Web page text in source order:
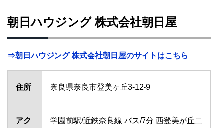
朝日ハウジング 株式会社朝日屋
⇒朝日ハウジング 株式会社朝日屋のサイトはこちら
住所 奈良県奈良市登美ヶ丘3-12-9
アク 学園前駅/近鉄奈良線 バス/7分 西登美が丘二